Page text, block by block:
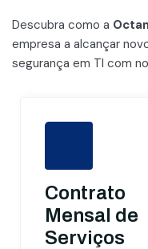
Descubra como a
empresa a alcançar
segurança em TI com
Contrato
Mensal de
Serviços